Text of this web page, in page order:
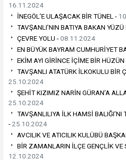
16.11.2024
İNEGÖL’E ULAŞACAK BİR TÜNEL -
TAVŞANLI’NIN BATIYA BAKAN
ÇEVRE YOLU -08.11.2024
EN BÜYÜK BAYRAM CUMHURİYET
EKİM AYI GİRİNCE İÇİME BİR HÜZÜN
TAVŞANLI ATATÜRK İLKOKULU BİR
25.10.2024
ŞEHİT KIZIMIZ NARİN GÜRAN’A
25.10.2024
TAVŞANLILIYA İLK HAMSİ BALIĞI’NI
-25.10.2024
AVCILIK VE ATICILIK KULÜBÜ
BİR ZAMANLARIN İLÇE GENÇLİK VE
12.10.2024